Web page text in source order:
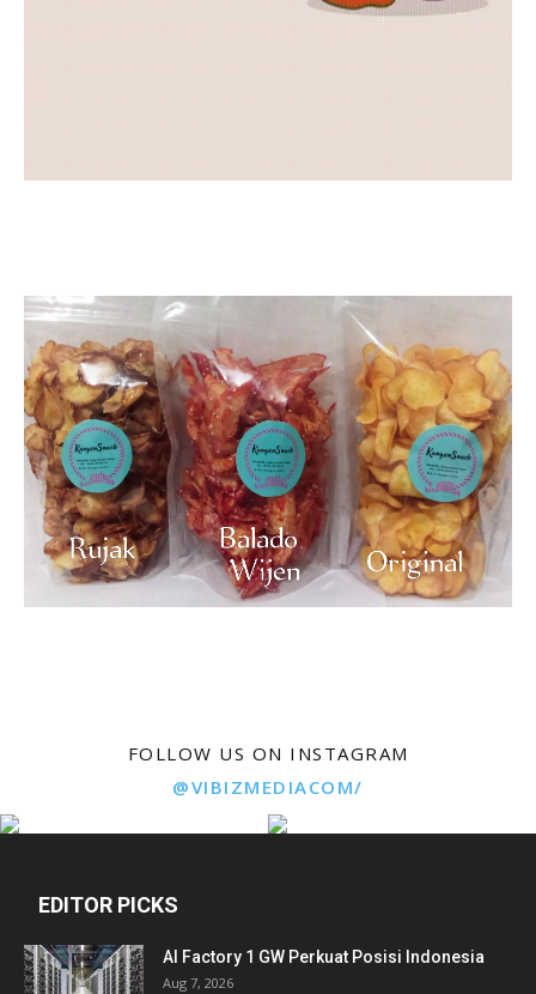
FOLLOW US ON INSTAGRAM
@VIBIZMEDIACOM/
EDITOR PICKS
AI Factory 1 GW Perkuat Posisi Indonesia
Aug 7, 2026